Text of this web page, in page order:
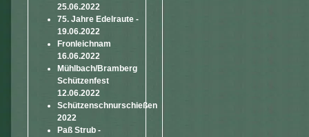
25.06.2022
75. Jahre Edelraute -
19.06.2022
Fronleichnam
16.06.2022
Mühlbach/Bramberg
Schützenfest
12.06.2022
Schützenschnurschießen
2022
Paß Strub -